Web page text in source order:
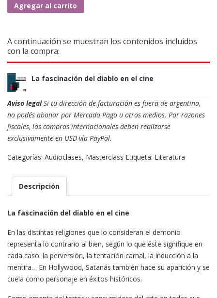
fascinación
diablo
en
el
cine
cantidad
Agregar al carrito
A continuación se muestran los contenidos incluidos
con la compra:
La fascinación del diablo en el cine
Aviso legal Si tu dirección de facturación es fuera de argentina,
no podés abonar por Mercado Pago u otros medios. Por razones
fiscales, las compras internacionales deben realizarse
exclusivamente en USD vía PayPal.
Categorías: Audioclases, Masterclass Etiqueta: Literatura
Descripción
La fascinación del diablo en el cine
En las distintas religiones que lo consideran el demonio
representa lo contrario al bien, según lo que éste signifique en
cada caso: la perversión, la tentación carnal, la inducción a la
mentira… En Hollywood, Satanás también hace su aparición y se
cuela como personaje en éxitos históricos.